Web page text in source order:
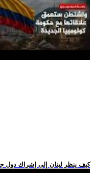
.. كيف ينظر لبنان إلى إشراك دول